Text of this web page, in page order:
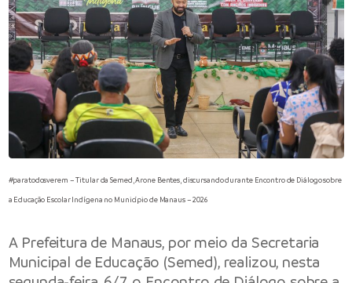
#paratodosverem – Titular da Semed, Arone Bentes, discursando durante Encontro de Diálogo sobre
a Educação Escolar Indígena no Município de Manaus – 2026
A Prefeitura de Manaus, por meio da Secretaria
Municipal de Educação (Semed), realizou, nesta